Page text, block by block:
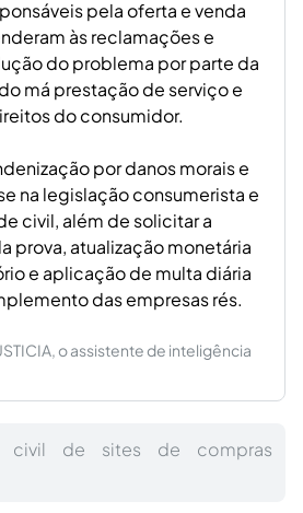
pela oferta e venda
às reclamações e
do problema por parte da
má prestação de serviço e
do consumidor.
por danos morais e
na legislação consumerista e
civil, além de solicitar a
prova, atualização monetária
e aplicação de multa diária
das empresas rés.
o assistente de inteligência
civil de sites de compras